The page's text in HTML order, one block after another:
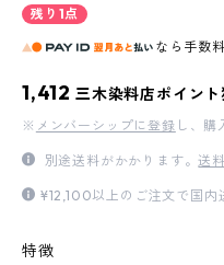
残り1点
なら 手数
1,412 三木染料店ポイント
※ メンバーシップに登録 し、購
別途送料がかかります。送
¥12,100以上のご注文で国内
特徴